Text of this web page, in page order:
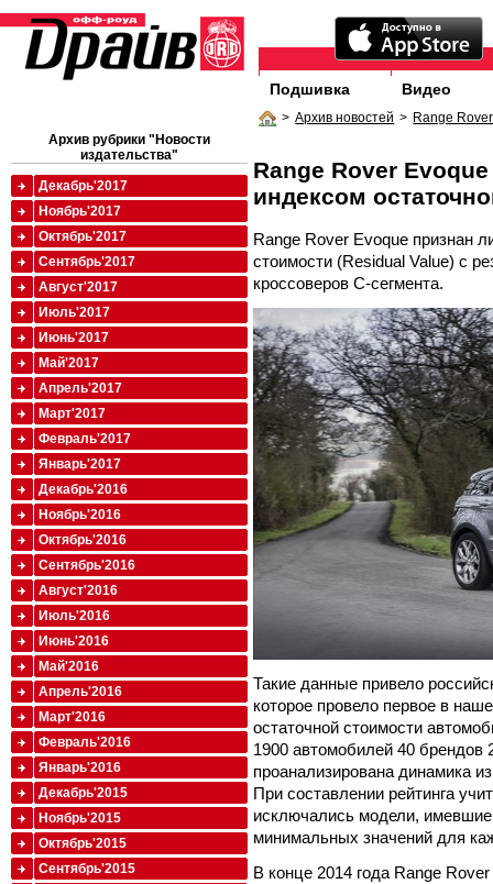
Подшивка Видео
> Архив новостей > Range
Range Rover
индексом
Range Rover Evoque признан
стоимости (Residual Value) с
кроссоверов C-сегмента.
Такие данные привело
которое провело первое в
остаточной стоимости
1900 автомобилей 40 брендов
проанализирована динамика
При составлении рейтинга
исключались модели,
минимальных значений для
В конце 2014 года Range
Архив рубрики "Новости
издательства"
Декабрь'2017
Ноябрь'2017
Октябрь'2017
Сентябрь'2017
Август'2017
Июль'2017
Июнь'2017
Май'2017
Апрель'2017
Март'2017
Февраль'2017
Январь'2017
Декабрь'2016
Ноябрь'2016
Октябрь'2016
Сентябрь'2016
Август'2016
Июль'2016
Июнь'2016
Май'2016
Апрель'2016
Март'2016
Февраль'2016
Январь'2016
Декабрь'2015
Ноябрь'2015
Октябрь'2015
Сентябрь'2015